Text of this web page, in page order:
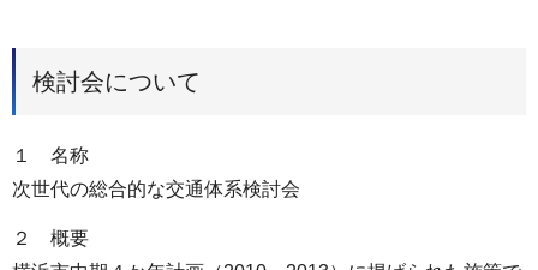
検討会について
１ 名称
次世代の総合的な交通体系検討会
２ 概要